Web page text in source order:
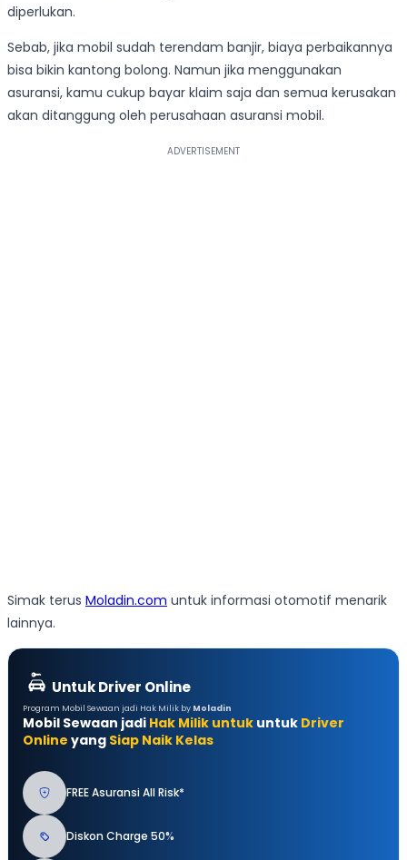
diperlukan.
Sebab, jika mobil sudah terendam banjir, biaya perbaikannya
bisa bikin kantong bolong. Namun jika menggunakan
asuransi, kamu cukup bayar klaim saja dan semua kerusakan
akan ditanggung oleh perusahaan asuransi mobil.
Simak terus Moladin.com untuk informasi otomotif menarik
lainnya.
Untuk Driver Online
Program Mobil Sewaan jadi Hak Milik by Moladin
Mobil Sewaan jadi Hak Milik untuk untuk Driver
Online yang Siap Naik Kelas
FREE Asuransi All Risk*
Diskon Charge 50%